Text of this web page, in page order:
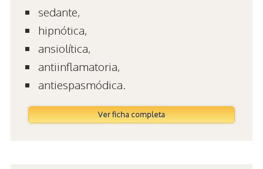
sedante,
hipnótica,
ansiolítica,
antiinflamatoria,
antiespasmódica.
Ver ficha completa